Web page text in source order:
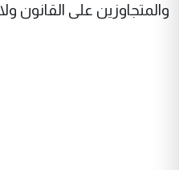
والمتجاوزين على القانون